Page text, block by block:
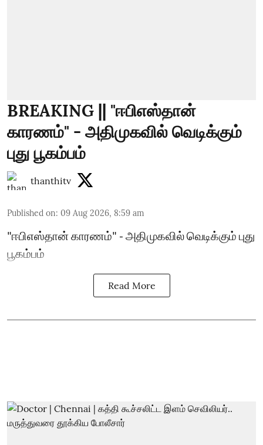
BREAKING || "ஈபிஎஸ்தான்
காரணம்" - அதிமுகவில் வெடிக்கும்
புது பூகம்பம்
thanthitv
Published on: 09 Aug 2026, 8:59 am
"ஈபிஎஸ்தான் காரணம்" - அதிமுகவில் வெடிக்கும் புது
பூகம்பம்
Read More